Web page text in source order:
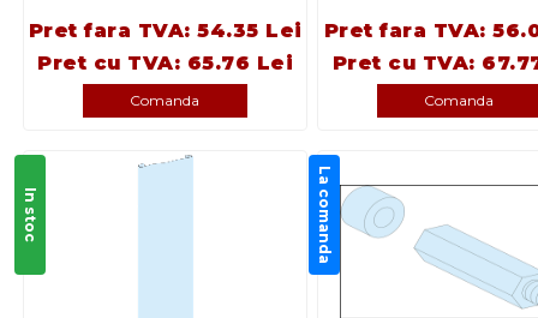
Pret fara TVA: 54.35 Lei
Pret cu TVA: 65.76 Lei
Comanda
Pret fara TVA:
Pret cu TVA:
Comanda
In stoc La comanda